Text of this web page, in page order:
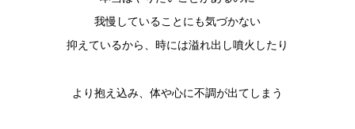
我慢していることにも気づかない
抑えているから、時には溢れ出し噴火したり
より抱え込み、体や心に不調が出てしまう